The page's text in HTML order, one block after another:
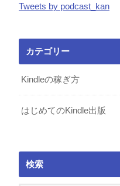
Tweets by podcast_kan
カテゴリー
Kindleの稼ぎ方
はじめてのKindle出版
検索